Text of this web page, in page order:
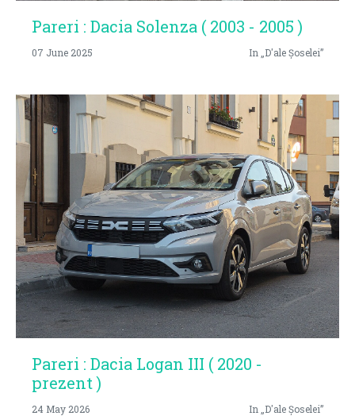
Pareri : Dacia Solenza ( 2003 - 2005 )
07 June 2025 In „D'ale Șoselei”
Pareri : Dacia Logan III ( 2020 -
prezent )
24 May 2026 In „D'ale Șoselei”